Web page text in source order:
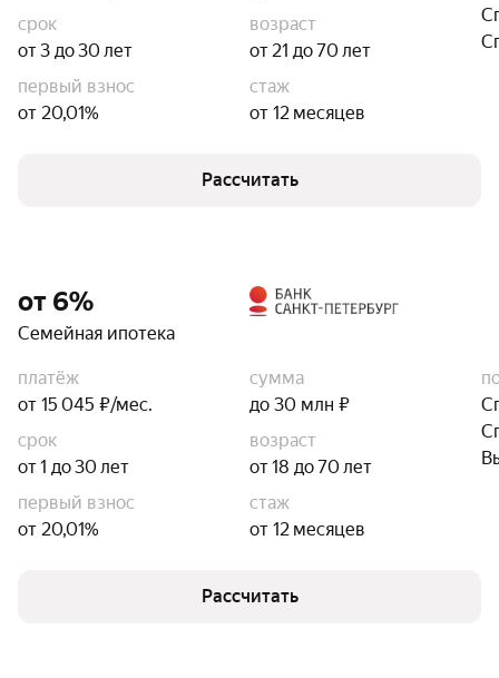
срок
от 3 до 30 лет
возраст
от 21 до 70 лет
первый взнос
от 20,01%
стаж
от 12 месяцев
Рассчитать
от 6%
Семейная ипотека
платёж
от 15 045 ₽/мес.
сумма
до 30 млн ₽
срок
от 1 до 30 лет
возраст
от 18 до 70 лет
первый взнос
от 20,01%
стаж
от 12 месяцев
Рассчитать